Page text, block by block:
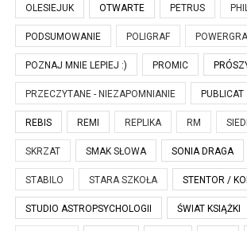
OLESIEJUK OTWARTE PETRUS
PODSUMOWANIE POLIGRAF
POZNAJ MNIE LEPIEJ :) PROMIC
PRZECZYTANE - NIEZAPOMNIANIE PUBLICAT
REBIS REMI REPLIKA RM
SKRZAT SMAK SŁOWA SONIA DRAGA
STABILO STARA SZKOŁA STENTOR /
STUDIO ASTROPSYCHOLOGII ŚWIAT KSIĄŻKI